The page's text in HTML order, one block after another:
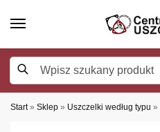
Start » Sklep » Uszczelki według typu »